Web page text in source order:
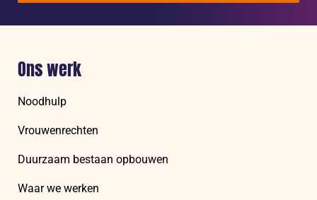
Ons werk
Noodhulp
Vrouwenrechten
Duurzaam bestaan opbouwen
Waar we werken